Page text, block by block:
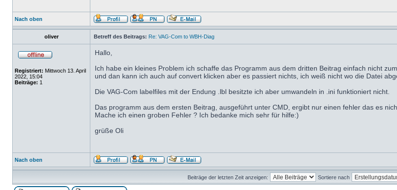
Nach oben
oliver Betreff des Beitrags: Re: VAG-Com to WBH-Diag
Registriert: Mittwoch 13. April
2022, 15:04
Beiträge: 1
Hallo,
Ich habe ein kleines Problem ich schaffe das Programm aus dem dritten Beitrag einfach nicht
und dan kann ich auch auf convert klicken aber es passiert nichts, ich weiß nicht wo die Datei
Die VAG-Com labelfiles mit der Endung .lbl besitzte ich aber umwandeln in .ini funktioniert nicht.
Das programm aus dem ersten Beitrag, ausgeführt unter CMD, ergibt nur einen fehler das es
Mache ich einen groben Fehler ? Ich bedanke mich sehr für hilfe:)
grüße Oli
Nach oben
Beiträge der letzten Zeit anzeigen: Sortiere nach